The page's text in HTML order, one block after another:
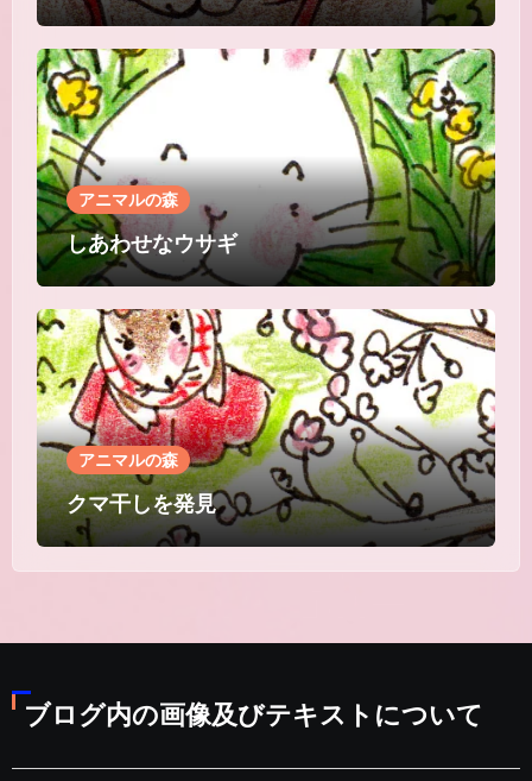
アニマルの森
しあわせなウサギ
アニマルの森
クマ干しを発見
ブログ内の画像及びテキストについて